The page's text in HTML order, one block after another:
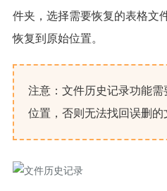
件夹，选择需要恢复的表格文
恢复到原始位置。
注意：文件历史记录功能
位置，否则无法找回误删的